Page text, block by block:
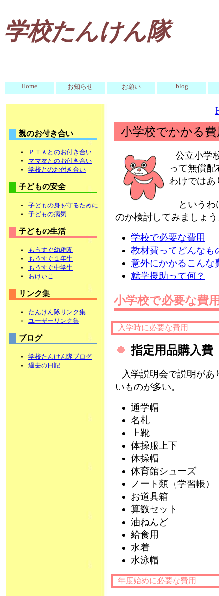
学校たんけん隊
Home お知らせ お願い blog
親のお付き合い
ＰＴＡとのお付き合い
ママ友とのお付き合い
学校とのお付き合い
子どもの安全
子どもの身を守るために
子どもの病気
子どもの生活
もうすぐ幼稚園
もうすぐ１年生
もうすぐ中学生
おけいこ
リンク集
たんけん隊リンク集
ユーザーリンク集
ブログ
学校たんけん隊ブログ
過去の日記
小学校でかかる費
公立小学
って無償
わけではあ
というわ
のか検討してみましょ
学校で必要な費用
教材費ってどんなも
意外にかかるこんな
就学援助って何？
小学校で必要な費
入学時に必要な費用
指定用品購入費
入学説明会で説明が
いものが多い。
通学帽
名札
上靴
体操服上下
体操帽
体育館シューズ
ノート類（学習帳）
お道具箱
算数セット
油ねんど
給食用
水着
水泳帽
年度始めに必要な費用